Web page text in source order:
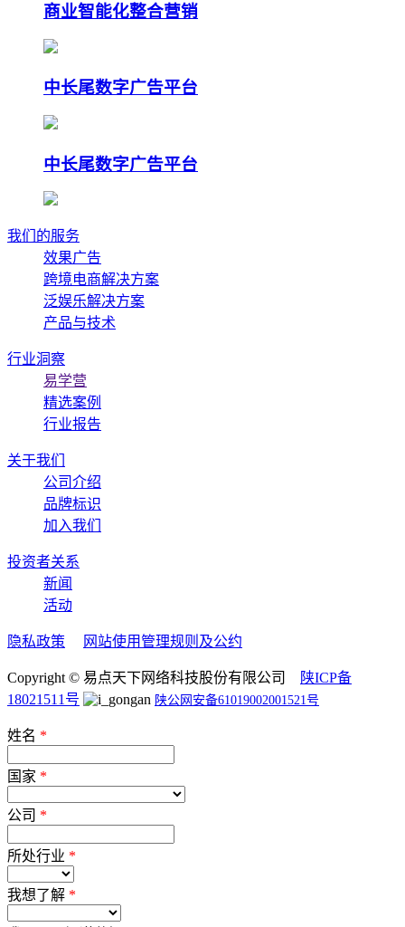
商业智能化整合营销
中长尾数字广告平台
中长尾数字广告平台
我们的服务
效果广告
跨境电商解决方案
泛娱乐解决方案
产品与技术
行业洞察
易学营
精选案例
行业报告
关于我们
公司介绍
品牌标识
加入我们
投资者关系
新闻
活动
隐私政策 网站使用管理规则及公约
Copyright © 易点天下网络科技股份有限公司
陕ICP备
18021511号
陕公网安备61019002001521号
姓名 *
国家 *
公司 *
所处行业 *
我想了解 *